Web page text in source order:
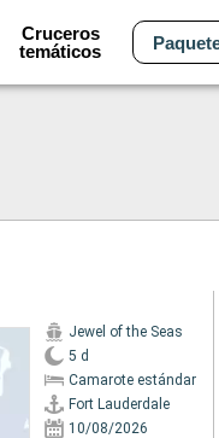
Cruceros
temáticos
Jewel of the Seas
5 d
Camarote estándar
Fort Lauderdale
10/08/2026